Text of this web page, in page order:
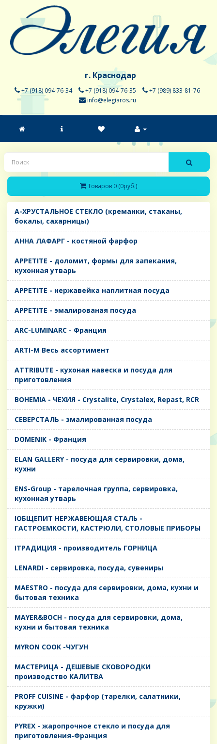
г. Краснодар
+7 (918) 094-76-34 +7 (918) 094-76-35
+7 (989) 833-81-76
info@elegiaros.ru
Товаров 0 (0руб.)
A-ХРУСТАЛЬНОЕ СТЕКЛО (креманки, стаканы,
бокалы, сахарницы)
AHHA ЛАФАРГ - костяной фарфор
APPETITE - доломит, формы для запекания,
кухонная утварь
APPETITE - нержавейка наплитная посуда
APPETITE - эмалированая посуда
ARC-LUMINARC - Франция
ARTI-M Весь ассортимент
ATTRIBUTE - кухоная навеска и посуда для
приготовления
BOHEMIA - ЧЕХИЯ - Crystalite, Crystalex, Repast, RCR
CЕВЕРСТАЛЬ - эмалированная посуда
DOMENIK - Франция
ELAN GALLERY - посуда для сервировки, дома,
кухни
ENS-Group - тарелочная группа, сервировка,
кухонная утварь
IОБЩЕПИТ НЕРЖАВЕЮЩАЯ СТАЛЬ -
ГАСТРОЕМКОСТИ, КАСТРЮЛИ, СТОЛОВЫЕ ПРИБОРЫ
IТРАДИЦИЯ - производитель ГОРНИЦА
LENARDI - сервировка, посуда, сувениры
MAESTRO - посуда для сервировки, дома, кухни и
бытовая техника
MAYER&BOCH - посуда для сервировки, дома,
кухни и бытовая техника
MYRON COOK -ЧУГУН
MАСТЕРИЦА - ДЕШЕВЫЕ СКОВОРОДКИ
производство КАЛИТВА
PROFF CUISINE - фарфор (тарелки, салатники,
кружки)
PYREX - жаропрочное стекло и посуда для
приготовления-Франция